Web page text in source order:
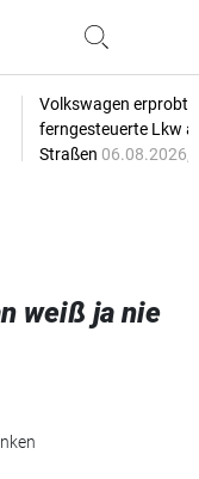
Volkswagen erprobt
ferngesteuerte Lkw
Straßen 06.08.2026,
weiß ja nie